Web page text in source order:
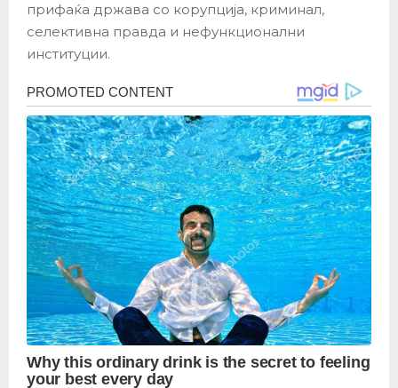
прифаќа држава со корупција, криминал,
селективна правда и нефункционални
институции.